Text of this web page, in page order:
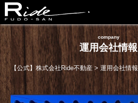
company
運用会社情報
【公式】株式会社Ride不動産>運用会社情報